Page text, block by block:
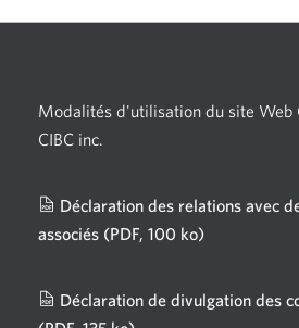
Modalités d'utilisation du site Web
CIBC inc.
Déclaration des relations avec
associés (PDF, 100 ko)
fenêtre
Déclaration de divulgation des